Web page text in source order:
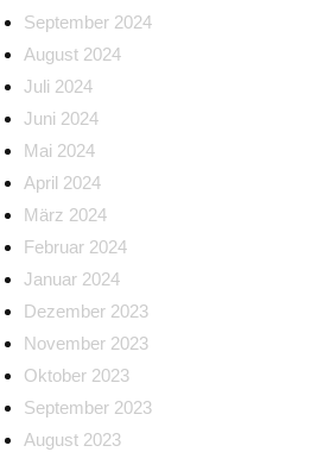
September 2024
August 2024
Juli 2024
Juni 2024
Mai 2024
April 2024
März 2024
Februar 2024
Januar 2024
Dezember 2023
November 2023
Oktober 2023
September 2023
August 2023